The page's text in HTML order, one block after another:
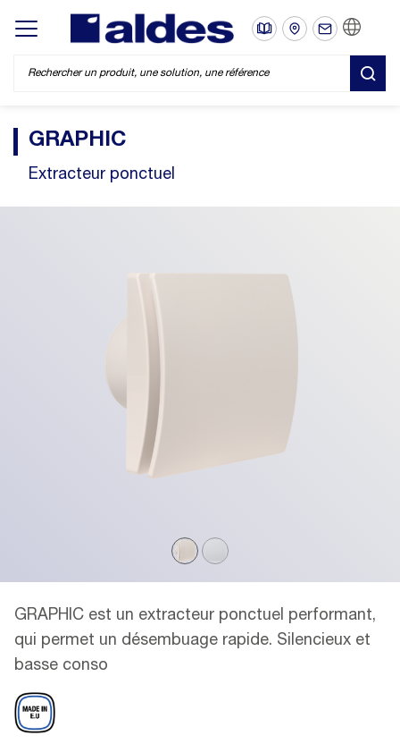
Display/hide main menu
GRAPHIC
Extracteur ponctuel
GRAPHIC est un extracteur ponctuel performant,
qui permet un désembuage rapide. Silencieux et
basse conso